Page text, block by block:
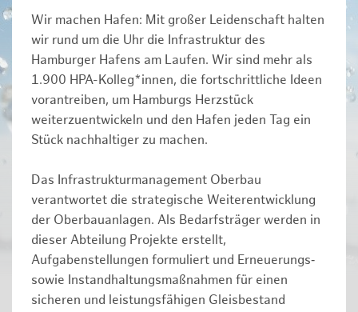
Wir machen Hafen: Mit großer Leidenschaft halten
wir rund um die Uhr die Infrastruktur des
Hamburger Hafens am Laufen. Wir sind mehr als
1.900 HPA-Kolleg*innen, die fortschrittliche Ideen
vorantreiben, um Hamburgs Herzstück
weiterzuentwickeln und den Hafen jeden Tag ein
Stück nachhaltiger zu machen.
Das Infrastrukturmanagement Oberbau
verantwortet die strategische Weiterentwicklung
der Oberbauanlagen. Als Bedarfsträger werden in
dieser Abteilung Projekte erstellt,
Aufgabenstellungen formuliert und Erneuerungs‑
sowie Instandhaltungsmaßnahmen für einen
sicheren und leistungsfähigen Gleisbestand